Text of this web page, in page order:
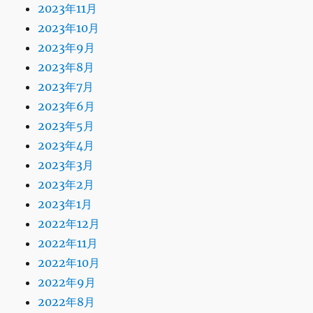
2023年11月
2023年10月
2023年9月
2023年8月
2023年7月
2023年6月
2023年5月
2023年4月
2023年3月
2023年2月
2023年1月
2022年12月
2022年11月
2022年10月
2022年9月
2022年8月